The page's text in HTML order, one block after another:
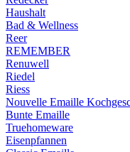
Haushalt
Bad & Wellness
Reer
REMEMBER
Renuwell
Riedel
Riess
Nouvelle Emaille
Bunte Emaille
Truehomeware
Eisenpfannen